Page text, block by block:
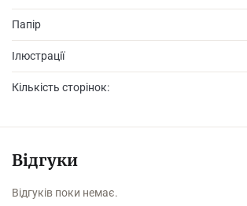
Папір
Ілюстрації
Кількість сторінок:
Відгуки
Відгуків поки немає.